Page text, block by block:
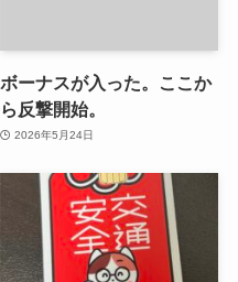
ボーナスが入った。ここか
ら反撃開始。
2026年5月24日